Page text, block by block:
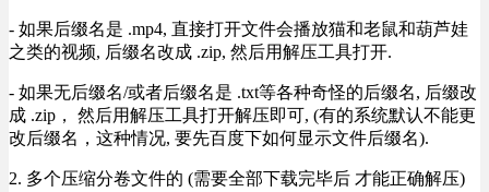
- 如果后缀名是 .mp4, 直接打开文件会播放猫和老鼠和葫芦娃
之类的视频, 后缀名改成 .zip, 然后用解压工具打开.
- 如果无后缀名/或者后缀名是 .txt等各种奇怪的后缀名, 后缀改
成 .zip， 然后用解压工具打开解压即可, (有的系统默认不能更
改后缀名，这种情况, 要先百度下如何显示文件后缀名).
2. 多个压缩分卷文件的 (需要全部下载完毕后 才能正确解压)